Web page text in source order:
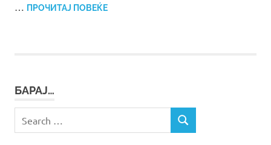
… ПРОЧИТАЈ ПОВЕЌЕ
БАРАЈ…
for:
SEARCH